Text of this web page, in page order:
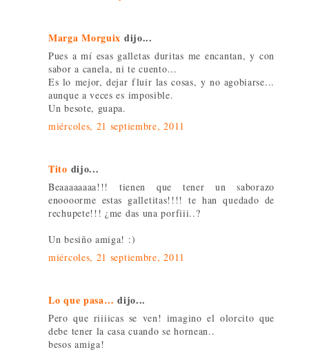
Marga Morguix dijo...
Pues a mí esas galletas duritas me encantan, y con
sabor a canela, ni te cuento...
Es lo mejor, dejar fluir las cosas, y no agobiarse...
aunque a veces es imposible.
Un besote, guapa.
miércoles, 21 septiembre, 2011
Tito dijo...
Beaaaaaaaa!!! tienen que tener un saborazo
enoooorme estas galletitas!!!! te han quedado de
rechupete!!! ¿me das una porfiii..?
Un besiño amiga! :)
miércoles, 21 septiembre, 2011
Lo que pasa… dijo...
Pero que riiiicas se ven! imagino el olorcito que
debe tener la casa cuando se hornean..
besos amiga!